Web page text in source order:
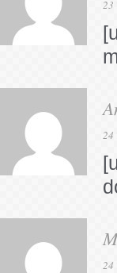
23
24
24